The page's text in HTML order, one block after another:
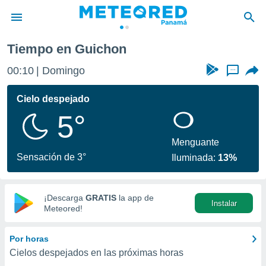
de
ha
calidad.
a este
las
y
digital
basada
Tiempo en Guichon
00:10 Domingo ...
Cielo despejado
5°
Sensación de 3°
Menguante
Iluminada: 13%
¡Descarga GRATIS la app de
Meteored!
Instalar
Por horas
Cielos despejados en las próximas horas